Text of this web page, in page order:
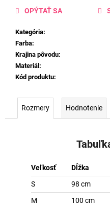
Kategória:
Farba:
Krajina pôvodu:
Materiál :
Kód produktu:
OPÝTAŤ SA
Rozmery Hodnotenie
Veľkosť Dĺžka
S
98 cm
M
100 cm